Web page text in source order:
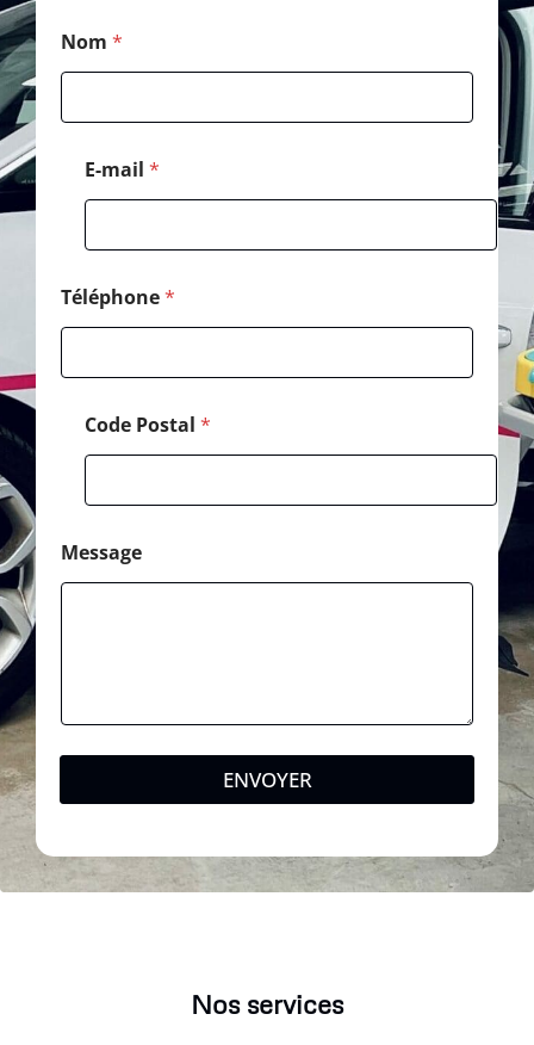
Nom *
E-mail *
*
*
l
é
p
h
o
n
Téléphone*
Code Postal *
Message
ENVOYER
Nos services